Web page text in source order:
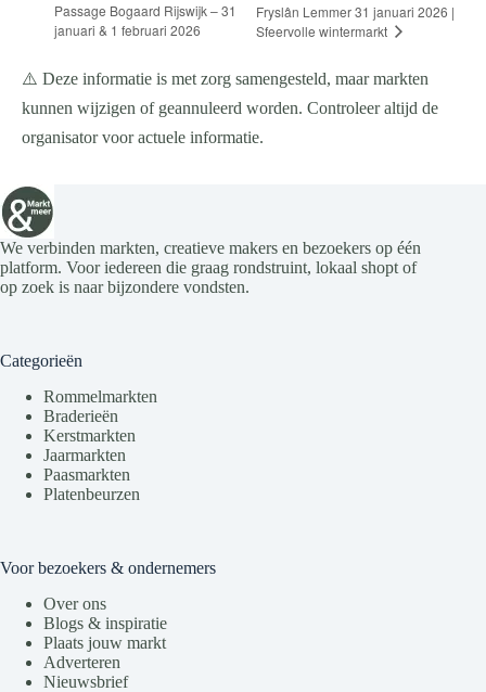
Passage Bogaard Rijswijk – 31
januari & 1 februari 2026
Fryslân Lemmer 31 januari 2026 |
Sfeervolle wintermarkt
⚠️ Deze informatie is met zorg samengesteld, maar markten
kunnen wijzigen of geannuleerd worden. Controleer altijd de
organisator voor actuele informatie.
We verbinden markten, creatieve makers en bezoekers op één
platform. Voor iedereen die graag rondstruint, lokaal shopt of
op zoek is naar bijzondere vondsten.
Categorieën
Rommelmarkten
Braderieën
Kerstmarkten
Jaarmarkten
Paasmarkten
Platenbeurzen
Voor bezoekers & ondernemers
Over ons
Blogs & inspiratie
Plaats jouw markt
Adverteren
Nieuwsbrief